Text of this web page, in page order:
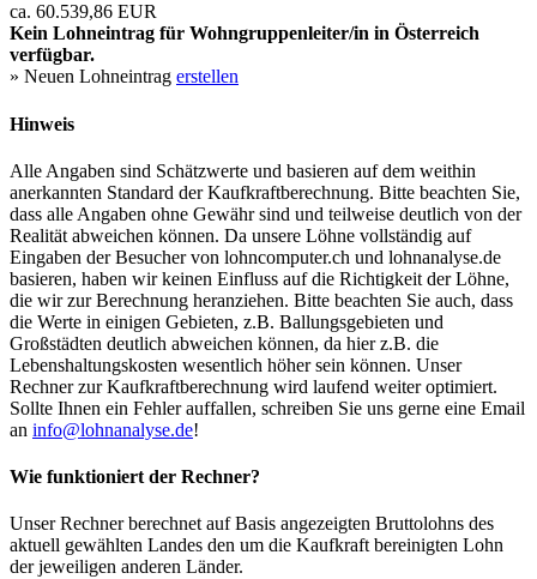
ca. 60.539,86 EUR
Kein Lohneintrag für Wohngruppenleiter/in in Österreich
verfügbar.
» Neuen Lohneintrag erstellen
Hinweis
Alle Angaben sind Schätzwerte und basieren auf dem weithin
anerkannten Standard der Kaufkraftberechnung. Bitte beachten Sie,
dass alle Angaben ohne Gewähr sind und teilweise deutlich von der
Realität abweichen können. Da unsere Löhne vollständig auf
Eingaben der Besucher von lohncomputer.ch und lohnanalyse.de
basieren, haben wir keinen Einfluss auf die Richtigkeit der Löhne,
die wir zur Berechnung heranziehen. Bitte beachten Sie auch, dass
die Werte in einigen Gebieten, z.B. Ballungsgebieten und
Großstädten deutlich abweichen können, da hier z.B. die
Lebenshaltungskosten wesentlich höher sein können. Unser
Rechner zur Kaufkraftberechnung wird laufend weiter optimiert.
Sollte Ihnen ein Fehler auffallen, schreiben Sie uns gerne eine Email
an info@lohnanalyse.de!
Wie funktioniert der Rechner?
Unser Rechner berechnet auf Basis angezeigten Bruttolohns des
aktuell gewählten Landes den um die Kaufkraft bereinigten Lohn
der jeweiligen anderen Länder.